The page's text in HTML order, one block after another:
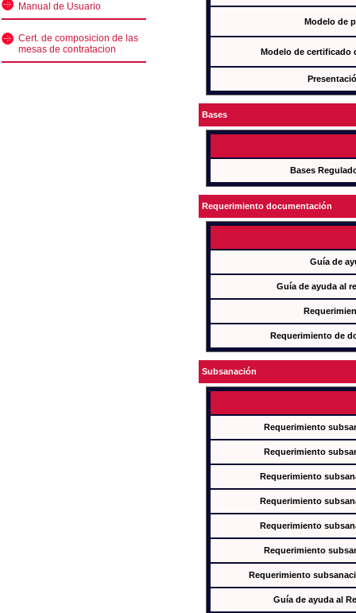
Manual de Usuario
Cert. de composicion de las
mesas de contratacion
Modelo de
Modelo de certificado
Bases
Bases
Requerimiento documentación
Guía de
Guía de ayuda al
Requerimiento de
Subsanación
Requerimiento
Requerimiento
Requerimiento
Requerimiento
Requerimiento
Requerimiento
Requerimiento
Guía de ayuda al